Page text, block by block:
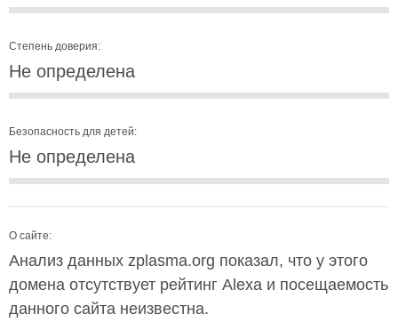
Степень доверия:
Не определена
Безопасность для детей:
Не определена
О сайте:
Анализ данных zplasma.org показал, что у этого
домена отсутствует рейтинг Alexa и посещаемость
данного сайта неизвестна.